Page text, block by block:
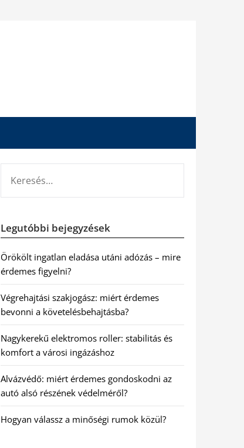
Legutóbbi bejegyzések
Örökölt ingatlan eladása utáni adózás – mire
érdemes figyelni?
Végrehajtási szakjogász: miért érdemes
bevonni a követelésbehajtásba?
Nagykerekű elektromos roller: stabilitás és
komfort a városi ingázáshoz
Alvázvédő: miért érdemes gondoskodni az
autó alsó részének védelméről?
Hogyan válassz a minőségi rumok közül?